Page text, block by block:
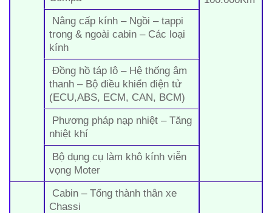
Nâng cấp kính – Ngồi – tappi
trong & ngoài cabin – Các loại
kính
Đồng hồ táp lô – Hệ thống âm
thanh – Bộ điều khiển điện tử
(ECU,ABS, ECM, CAN, BCM)
Phương pháp nạp nhiệt – Tăng
nhiệt khí
Bộ dụng cụ làm khô kính viễn
vọng Moter
Cabin – Tổng thành thân xe
Chassi